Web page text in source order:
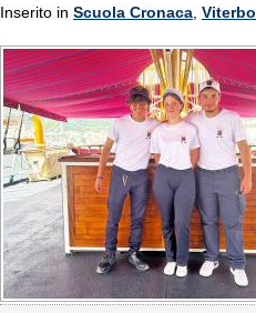
Inserito in Scuola Cronaca, Viterbo